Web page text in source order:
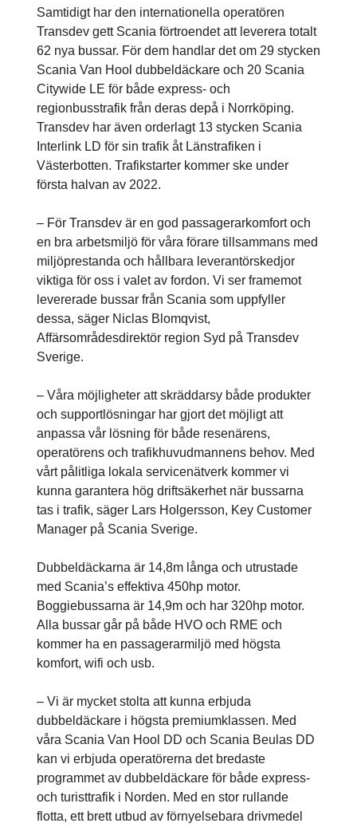
Samtidigt har den internationella operatören
Transdev gett Scania förtroendet att leverera totalt
62 nya bussar. För dem handlar det om 29 stycken
Scania Van Hool dubbeldäckare och 20 Scania
Citywide LE för både express- och
regionbusstrafik från deras depå i Norrköping.
Transdev har även orderlagt 13 stycken Scania
Interlink LD för sin trafik åt Länstrafiken i
Västerbotten. Trafikstarter kommer ske under
första halvan av 2022.
– För Transdev är en god passagerarkomfort och
en bra arbetsmiljö för våra förare tillsammans med
miljöprestanda och hållbara leverantörskedjor
viktiga för oss i valet av fordon. Vi ser framemot
levererade bussar från Scania som uppfyller
dessa, säger Niclas Blomqvist,
Affärsområdesdirektör region Syd på Transdev
Sverige.
– Våra möjligheter att skräddarsy både produkter
och supportlösningar har gjort det möjligt att
anpassa vår lösning för både resenärens,
operatörens och trafikhuvudmannens behov. Med
vårt pålitliga lokala servicenätverk kommer vi
kunna garantera hög driftsäkerhet när bussarna
tas i trafik, säger Lars Holgersson, Key Customer
Manager på Scania Sverige.
Dubbeldäckarna är 14,8m långa och utrustade
med Scania’s effektiva 450hp motor.
Boggiebussarna är 14,9m och har 320hp motor.
Alla bussar går på både HVO och RME och
kommer ha en passagerarmiljö med högsta
komfort, wifi och usb.
– Vi är mycket stolta att kunna erbjuda
dubbeldäckare i högsta premiumklassen. Med
våra Scania Van Hool DD och Scania Beulas DD
kan vi erbjuda operatörerna det bredaste
programmet av dubbeldäckare för både express-
och turisttrafik i Norden. Med en stor rullande
flotta, ett brett utbud av förnyelsebara drivmedel